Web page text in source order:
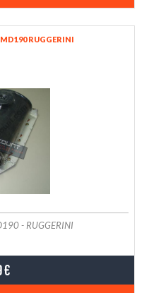
RUGGERINI
- RUGGERINI
€